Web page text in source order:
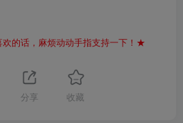
的话，麻烦动动手指支持一下！★
分享 收藏